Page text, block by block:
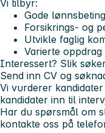
Vi tilbyr:
Gode
Forsikrings- og
Utvikle faglig
Varierte
Interessert? Slik
Send inn CV og
Vi vurderer
kandidater inn til
Har du spørsmål om
kontakte oss på